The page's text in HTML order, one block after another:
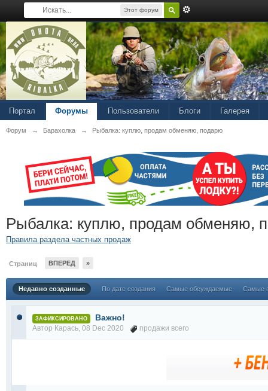
Этот форум
Портал Форумы Пользователи Блоги Галерея
Форум → Барахолка → Рыбалка: куплю, продам обменяю, подарю
Рыбалка: куплю, продам обменяю,
Правила раздела частных продаж
Страниц ВПЕРЕД »
Недавно созданные По дате создания Самые обсуждаемые Самые
ЗАФИКСИРОВАНО Важно!
Автор Карась, 08 Dec 2020 продажи всего